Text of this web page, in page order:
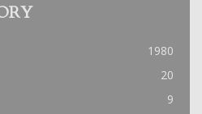
1980
20
9